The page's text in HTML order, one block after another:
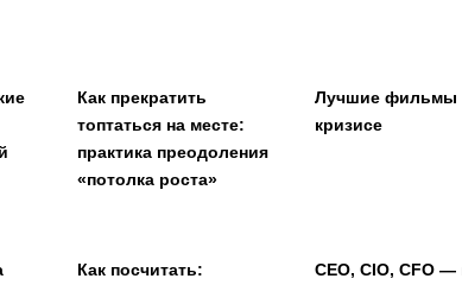
Как прекратить
топтаться на месте:
практика преодоления
«потолка роста»
Лучшие фильмы
кризисе
Как посчитать:
CEO, CIO, CFO —